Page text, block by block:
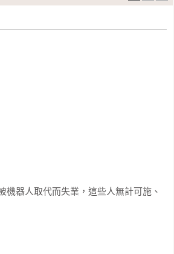
器人取代而失業，這些人無計可施、